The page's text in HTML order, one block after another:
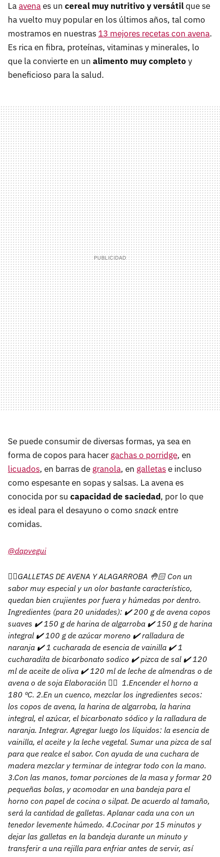
Laavenaes un cereal muy nutritivo y versátilque se
ha vuelto muy popular en los últimos años, tal como
mostramos en nuestras 13 mejores recetas con avena.
Es rica en fibra, proteínas, vitaminas y minerales, lo
que la convierte en un alimento muy completo y
beneficioso para la salud.
Se puede consumir de diversas formas, ya sea en
forma de copos para hacer gachas o porridge, en
licuados, en barras de granola, en galletase incluso
como espesante en sopas y salsas. La avena es
conocida por su capacidad de saciedad, por lo que
es ideal para el desayuno o como snackentre
comidas.
@dapvegui
✋🏻GALLETAS DE AVENA Y ALAGARROBA 🤚🏻 Con un
sabor muy especial y un olor bastante característico,
quedan bien crujientes por fuera y húmedas por dentro.
Ingredientes (para 20 unidades): ✔️ 200 g de avena copos
suaves ✔️ 150 g de harina de algarroba ✔️ 150 g de harina
integral ✔️ 100 g de azúcar moreno ✔️ ralladura de
naranja ✔️ 1 cucharada de esencia de vainilla ✔️ 1
cucharadita de bicarbonato sodico ✔️ pizca de sal ✔️ 120
ml de aceite de oliva ✔️ 120 ml de leche de almendras o de
avena o de soja Elaboración 👇🏻 ⁣⁣⁣ 1.Encender el horno a
180 ºC. 2.En un cuenco, mezclar los ingredientes secos:
los copos de avena, la harina de algarroba, la harina
integral, el azúcar, el bicarbonato sódico y la ralladura de
naranja. Integrar. Agregar luego los líquidos: la esencia de
vainilla, el aceite y la leche vegetal. Sumar una pizca de sal
para que realce el sabor. Con ayuda de una cuchara de
madera mezclar y terminar de integrar todo con la mano.
3.Con las manos, tomar porciones de la masa y formar 20
pequeñas bolas, y acomodar en una bandeja para el
horno con papel de cocina o silpat. De acuerdo al tamaño,
será la cantidad de galletas. Aplanar cada una con un
tenedor levemente húmedo. 4.Cocinar por 15 minutos y
dejar las galletas en la bandeja durante un minuto y
transferir a una rejilla para enfriar antes de servir, así